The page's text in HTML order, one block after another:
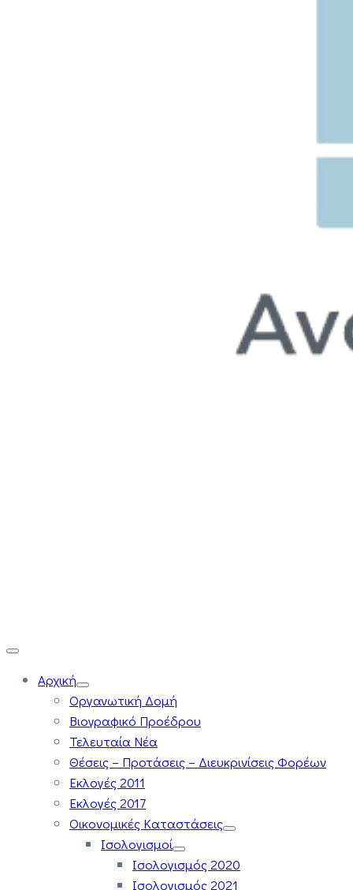
Αρχική
Οργανωτική Δομή
Βιογραφικό Προέδρου
Τελευταία Νέα
Θέσεις – Προτάσεις – Διευκρινίσεις Φορέων
Εκλογές 2011
Εκλογές 2017
Οικονομικές Καταστάσεις
Ισολογισμοί
Ισολογισμός 2020
Ισολογισμός 2021